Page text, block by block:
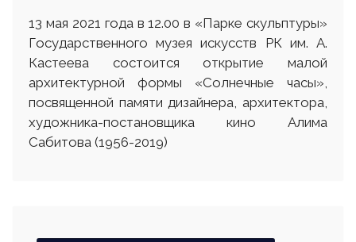
13 мая 2021 года в 12.00 в «Парке скульптуры»
Государственного музея искусств РК им. А.
Кастеева состоится открытие малой
архитектурной формы «Солнечные часы»,
посвященной памяти дизайнера, архитектора,
художника-постановщика кино Алима
Сабитова (1956-2019)